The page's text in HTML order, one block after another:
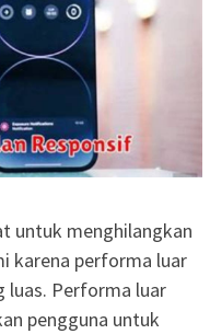
untuk menghilangkan
karena performa luar
luas. Performa luar
pengguna untuk